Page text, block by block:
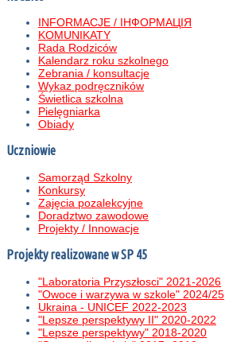
INFORMACJE / ІНФОРМАЦІЯ
KOMUNIKATY
Rada Rodziców
Kalendarz roku szkolnego
Zebrania / konsultacje
Wykaz podręczników
Świetlica szkolna
Pielęgniarka
Obiady
Uczniowie
Samorząd Szkolny
Konkursy
Zajęcia pozalekcyjne
Doradztwo zawodowe
Projekty / Innowacje
Projekty realizowane w SP 45
"Laboratoria Przyszłosci" 2021-2026
"Owoce i warzywa w szkole" 2024/25
Ukraina - UNICEF 2022-2023
"Lepsze perspektywy II" 2020-2022
"Lepsze perspektywy" 2018-2020